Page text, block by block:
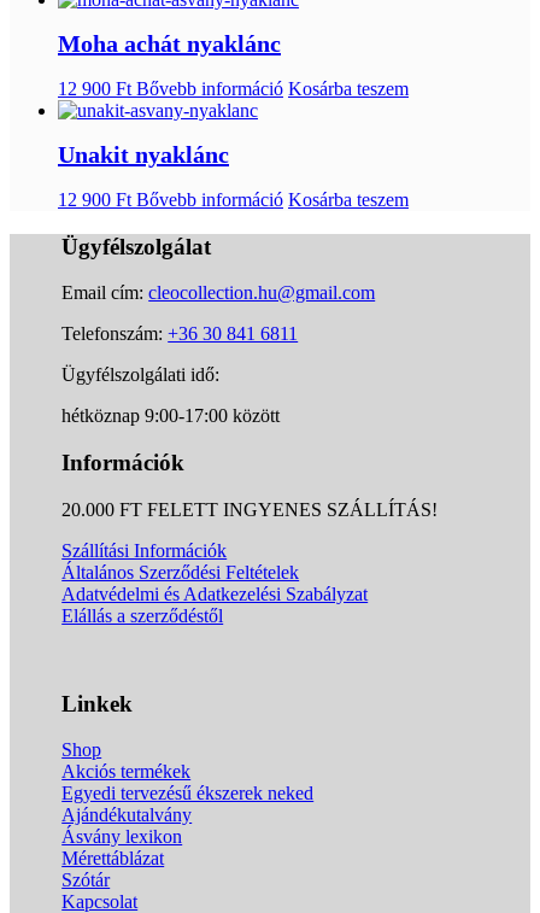
Moha achát nyaklánc
12 900 Ft Bővebb információ Kosárba teszem
Unakit nyaklánc
12 900 Ft Bővebb információ Kosárba teszem
Ügyfélszolgálat
Email cím:cleocollection.hu@gmail.com
Telefonszám:+36 30 841 6811
Ügyfélszolgálati idő:
hétköznap 9:00-17:00 között
Információk
20.000 FT FELETT INGYENES SZÁLLÍTÁS!
Szállítási Információk
Általános Szerződési Feltételek
Adatvédelmi és Adatkezelési Szabályzat
Elállás a szerződéstől
Linkek
Shop
Akciós termékek
Egyedi tervezésű ékszerek neked
Ajándékutalvány
Ásvány lexikon
Mérettáblázat
Szótár
Kapcsolat